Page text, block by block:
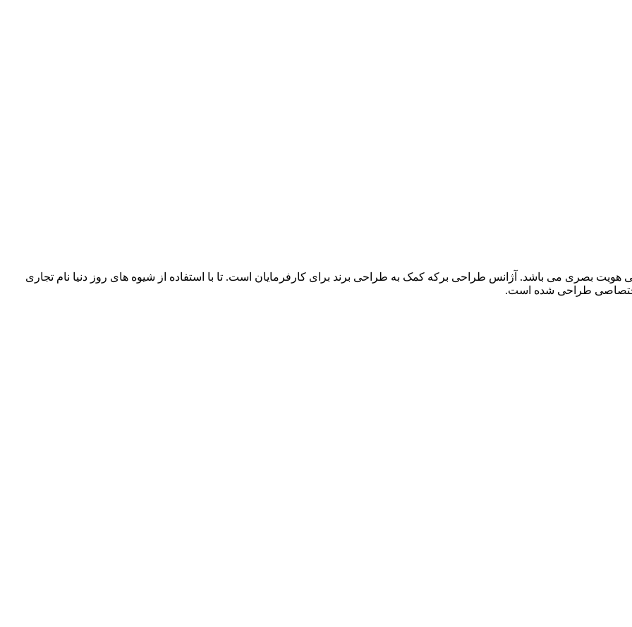
بصری می باشد. آژانس طراحی برکه کمک به طراحی برند برای کارفرمایان است. تا با استفاده از شیوه های روز دنیا نام تجاری
طراحی شده است.